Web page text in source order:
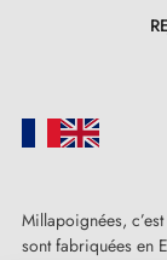
Millapoignées,
sont fabriquées en